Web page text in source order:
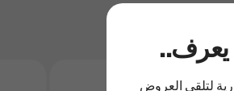
يعرف
لتلقي العروض